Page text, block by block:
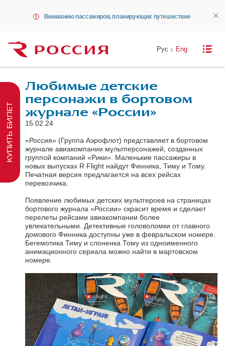
Вниманию пассажиров, планирующих путешествие
Рус Eng
Любимые детские
персонажи в бортовом
журнале «России»
15.02.24
«Россия» (Группа Аэрофлот) представляет в бортовом
журнале авиакомпании мультперсонажей, созданных
группой компаний «Рики». Маленькие пассажиры в
новых выпусках R Flight найдут Финника, Тиму и Тому.
Печатная версия предлагается на всех рейсах
перевозчика.
Появление любимых детских мультгероев на страницах
бортового журнала «России» скрасит время и сделает
перелеты рейсами авиакомпании более
увлекательными. Детективные головоломки от главного
домового Финника доступны уже в февральском номере.
Бегемотика Тиму и слоненка Тому из одноименного
анимационного сериала можно найти в мартовском
номере.
КУПИТЬ БИЛЕТ